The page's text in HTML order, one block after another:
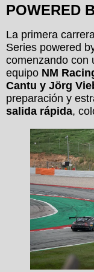
POWERED
La primera
Series powered
comenzando con
equipo NM
Cantu y Jörg
preparación y
salida rápida,